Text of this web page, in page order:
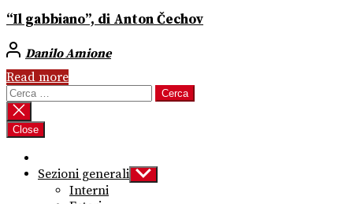
“Il gabbiano”, di Anton Čechov
Danilo Amione
Read more
Ricerca
per:
Close
Sezioni generali Show
sub
Interni